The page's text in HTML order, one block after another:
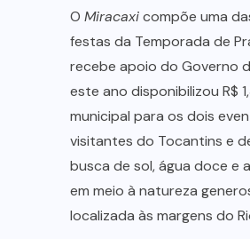
O Miracaxicompõe uma
festas da Temporada de
recebe apoio do Governo
este ano disponibilizou R$
municipal para os dois
visitantes do Tocantins e
busca de sol, água doce e
em meio à natureza
localizada às margens do